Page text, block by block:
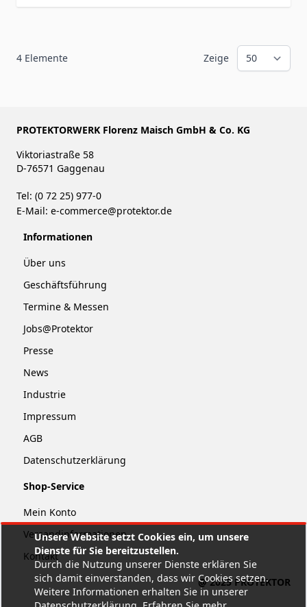
Unsere Website setzt Cookies ein, um unsere
Dienste für Sie bereitzustellen.
Durch die Nutzung unserer Dienste erklären Sie
sich damit einverstanden, dass wir Cookies setzen.
Weitere Informationen erhalten Sie in unserer
4 Elemente Zeige
PROTEKTORWERK Florenz Maisch GmbH & Co. KG
Viktoriastraße 58
D-76571 Gaggenau
Tel: (0 72 25) 977-0
E-Mail: e-commerce@protektor.de
Informationen
Über uns
Geschäftsführung
Termine & Messen
Jobs@Protektor
Presse
News
Industrie
Impressum
AGB
Datenschutzerklärung
Shop-Service
Mein Konto
Versandinformationen
Kontakt
@ 2025 PROTEKTOR